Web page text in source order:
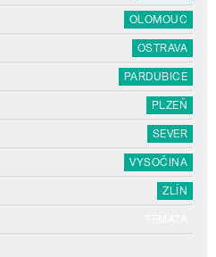
OLOMOUC
OSTRAVA
PARDUBICE
PLZEŇ
SEVER
VYSOČINA
ZLÍN